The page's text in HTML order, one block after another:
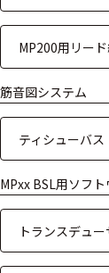
測
機器
MP200用リー
筋音図システム
ティシューバス
MPxx BSL用ソフ
トランスデュ